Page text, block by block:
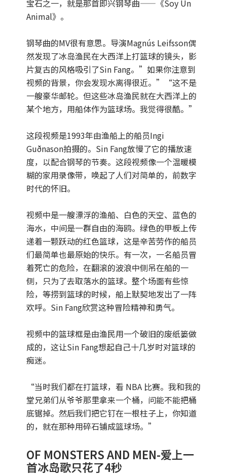
宝石之一，就是那首即兴钢琴曲——《Soy Un
Animal》。
钢琴曲的MV很有意思。导演Magnús Leifsson偶
然发现了冰岛渔民在大西洋上打篮球的镜头，影
片复古的风格吸引了Sin Fang。”如果你注意到
视频的背景，你会发现水离得很近。”“这不是
一艘豪华邮轮。但这些冰岛渔民就在大西洋上的
某个地方，用船体作为篮球场。我觉得很酷。”
这段视频是1993年由渔船上的船员Ingi
Guðnason拍摄的。Sin Fang放慢了它的播放速
度，以配合钢琴的节奏。这段视频像一个温暖模
糊的家用录像带，唤起了人们对简单的，前数字
时代的怀旧。
视频中是一艘漂浮的渔船、白色的天空、蓝色的
海水，中间是一群自由的海鸥。绿色的甲板上传
递着一颗跃动的红色篮球，这是辛苦劳作的船员
们最简单也最原始的快乐。有一次，一名船员冒
着死亡的危险，在翻滚的波浪中侧吊在船的一
侧，只为了去取落水的篮球。整个场面有些惊
险，等捞到篮球的时候，船上默契地发出了一阵
欢呼。Sin Fang欣赏这种冒险精神和勇气。
视频中的篮球框是由渔民用一个破旧的废纸篓做
成的，这让Sin Fang想起自己十几岁时对篮球的
痴迷。
“当时我们都在打篮球，看 NBA 比赛。我和我的
堂兄弟们从爷爷那里拿来一个桶，问能不能把桶
底锯掉。然后我们把它钉在一根柱子上，你知道
的，就在那种用碎石铺成篮球场。”
OF MONSTERS AND MEN-爱上一
首冰岛歌只花了4秒